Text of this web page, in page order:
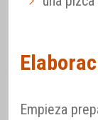
Empieza